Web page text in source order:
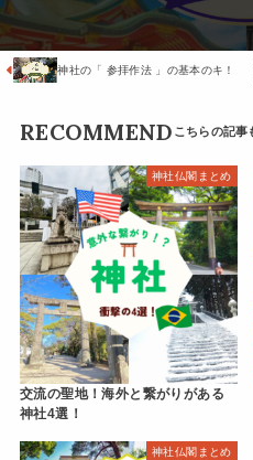
神社の「 参拝作法 」の基本のキ！
RECOMMEND
神社仏閣まとめ
交流の聖地！海外と繋がりがある
神社4選！
神社仏閣まとめ